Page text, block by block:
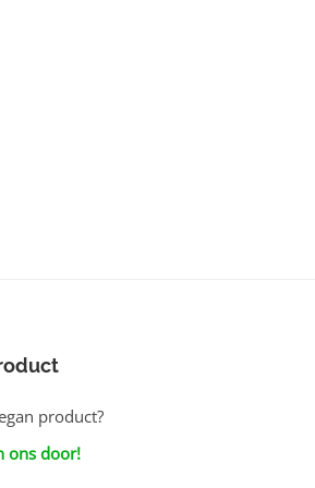
product?
ons door!